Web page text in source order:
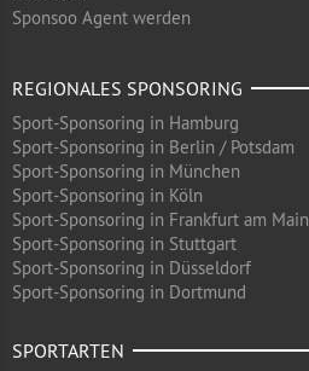
Sponsoo Agent werden
REGIONALES SPONSORING
Sport-Sponsoring in Hamburg
Sport-Sponsoring in Berlin / Potsdam
Sport-Sponsoring in München
Sport-Sponsoring in Köln
Sport-Sponsoring in Frankfurt am Main
Sport-Sponsoring in Stuttgart
Sport-Sponsoring in Düsseldorf
Sport-Sponsoring in Dortmund
SPORTARTEN